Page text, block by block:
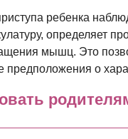
ребенка
определяет
мышц. Это
предположения о